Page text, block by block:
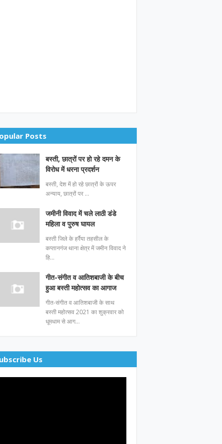
Posts
बस्ती, छात्रों पर हो रहे दमन के
विरोध में धरना प्रदर्शन
बस्ती, देश में हो रहे छात्रों के ऊपर
अन्याय, छात्रों पर …
जमीनी विवाद में चले लाठी डंडे
महिला व पुरुष घायल
बस्ती जिले के हर्रैया तहसील के
कप्तानगंज थाना क्षेत्र में जमीन विवाद ने
हि…
गीत-संगीत व आतिशबाजी के बीच
हुआ बस्ती महोत्सव का आगाज
गीत-संगीत व आतिशबाजी के साथ
बस्ती महोत्सव 2021 का शुक्रवार को
धूमधाम से आग…
Us